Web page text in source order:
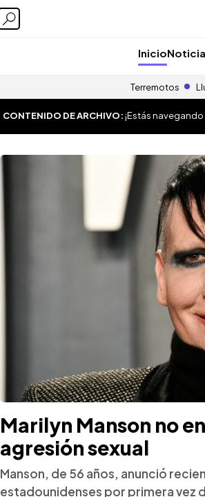
Inicio
Terremotos
CONTENIDO DE ARCHIVO:¡Estás
Marilyn Manson no
agresión sexual
Manson, de 56 años, anunció
estadounidenses por primera vez